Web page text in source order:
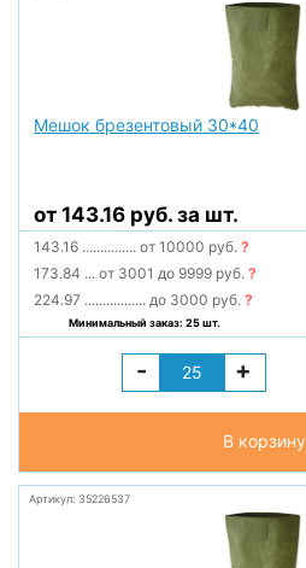
Мешок брезентовый 30*40
от 143.16 руб. за шт.
143.16 ............... от 10000 руб.?
173.84 ... от 3001 до 9999 руб.?
224.97 ................. до 3000 руб.?
Минимальный заказ: 25 шт.
- +
В корзину
Артикул: 35226537